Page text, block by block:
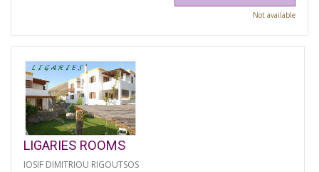
Not available
LIGARIES ROOMS
IOSIF DIMITRIOU RIGOUTSOS